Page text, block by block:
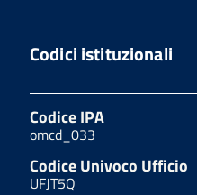
Codici istituzionali
Codice IPA
omcd_033
Codice Univoco Ufficio
UFJT5Q